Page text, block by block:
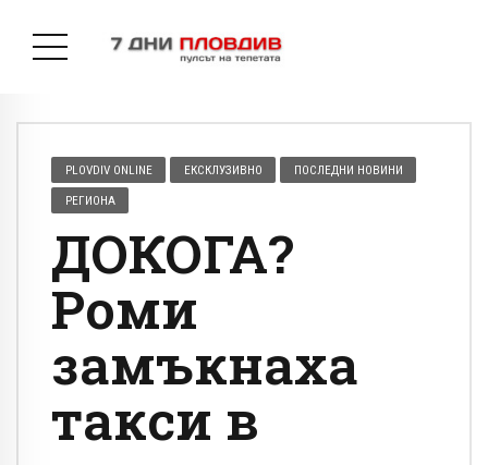
PLOVDIV ONLINE ЕКСКЛУЗИВНО ПОСЛЕДНИ НОВИНИ
РЕГИОНА
ДОКОГА?
Роми
замъкнаха
такси в